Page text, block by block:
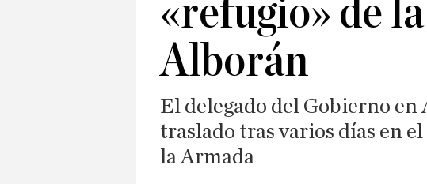
«refugio» de
Alborán
El delegado del Gobierno
traslado tras varios días en
la Armada